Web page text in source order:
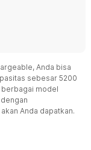
Anda bisa
sebesar 5200
berbagai model
Anda dapatkan.